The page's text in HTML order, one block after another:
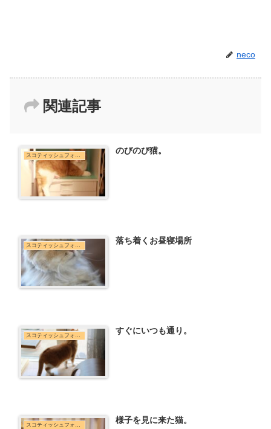
neco
関連記事
スコティッシュフォールド のびのび猫。
スコティッシュフォールド 落ち着くお昼寝場所
すぐにいつも通り。
スコティッシュフォールド 様子を見に来た猫。